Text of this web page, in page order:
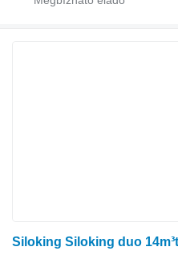
Siloking Siloking duo